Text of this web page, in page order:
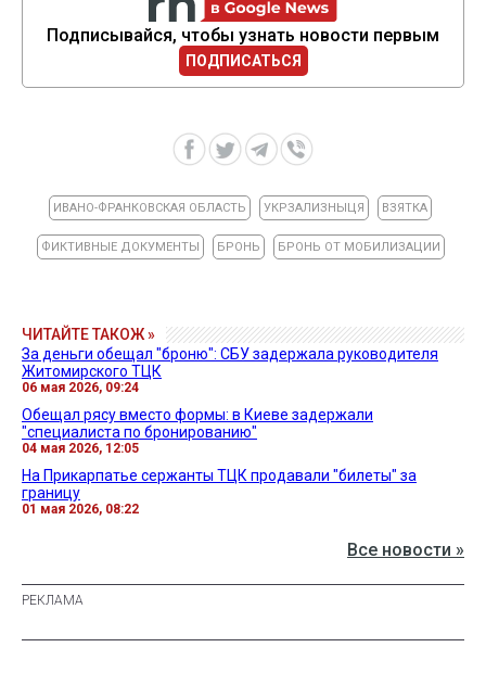
Подписывайся, чтобы узнать новости первым
ПОДПИСАТЬСЯ
ИВАНО-ФРАНКОВСКАЯ ОБЛАСТЬ УКРЗАЛИЗНЫЦЯ ВЗЯТКА
ФИКТИВНЫЕ ДОКУМЕНТЫ БРОНЬ БРОНЬ ОТ МОБИЛИЗАЦИИ
ЧИТАЙТЕ ТАКОЖ »
За деньги обещал "броню": СБУ задержала руководителя
Житомирского ТЦК
06 мая 2026, 09:24
Обещал рясу вместо формы: в Киеве задержали
"специалиста по бронированию"
04 мая 2026, 12:05
На Прикарпатье сержанты ТЦК продавали "билеты" за
границу
01 мая 2026, 08:22
Все новости »